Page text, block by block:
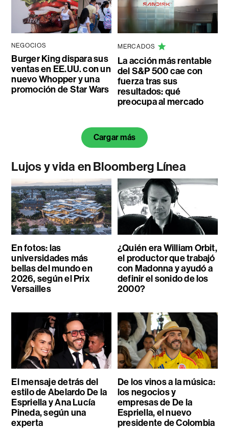
NEGOCIOS
Burger King dispara sus
ventas en EE.UU. con un
nuevo Whopper y una
promoción de Star Wars
MERCADOS
La acción más rentable
del S&P 500 cae con
fuerza tras sus
resultados: qué
preocupa al mercado
Cargar más
Lujos y vida en Bloomberg Línea
En fotos: las
universidades más
bellas del mundo en
2026, según el Prix
Versailles
¿Quién era William Orbit,
el productor que trabajó
con Madonna y ayudó a
definir el sonido de los
2000?
El mensaje detrás del
estilo de Abelardo De la
Espriella y Ana Lucía
Pineda, según una
experta
De los vinos a la música:
los negocios y
empresas de De la
Espriella, el nuevo
presidente de Colombia